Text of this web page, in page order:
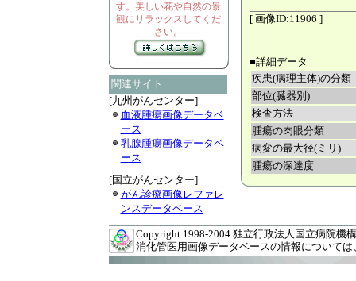
す。美しい花や自然の景
観にリラックスしてくだ
さい。
関連サイト
[九州がんセンター]
血液腫瘍画像データベ
ース
乳腺腫瘍画像データベ
ース
[国立がんセンター]
がん診療画像レファレ
ンスデータベース
[ 画像ID:11906 ]
■詳細データ
疾患(病理主体)の分類
部位(臓器別)
検査方法
腫瘍の肉眼分類
病変の最大径(ミリ)
腫瘍の深達度
Copyright 1998-2004 独立行政法人国立病院機
消化管医用画像データベースの情報について